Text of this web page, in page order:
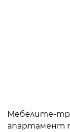
Мебелите-
апартамент